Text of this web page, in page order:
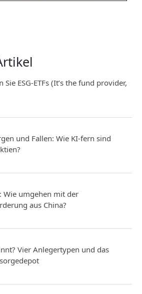
Sie ESG-ETFs (It’s the fund provider,
und Fallen: Wie KI-fern sind
Wie umgehen mit der
aus China?
Vier Anlegertypen und das